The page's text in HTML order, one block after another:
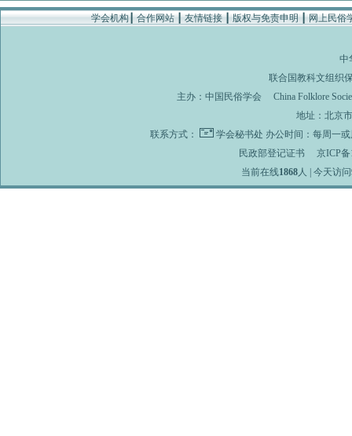
学会机构┃合作网站┃友情链接┃版权与免责申明┃网上民俗
中
联合国教科文组织
主办： 中国民俗学会
China Folklore
地址：北京
联系方式：
学会秘书处 办公时间：每周一
民政部登记证书
京ICP备
当前在线1868人 | 今天访问